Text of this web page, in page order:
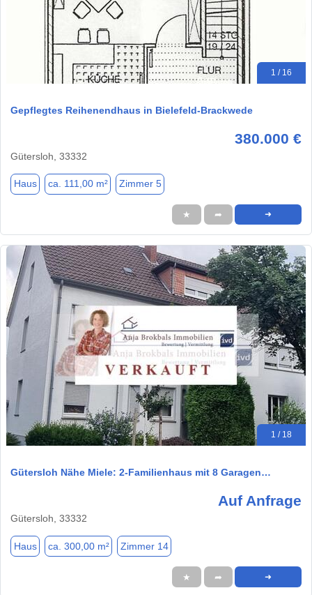
1 / 16
Gepflegtes Reihenendhaus in Bielefeld-Brackwede
380.000 €
Gütersloh, 33332
Haus ca. 111,00 m² Zimmer 5
★ ➦ ➜
1 / 18
Gütersloh Nähe Miele: 2-Familienhaus mit 8 Garagen…
Auf Anfrage
Gütersloh, 33332
Haus ca. 300,00 m² Zimmer 14
★ ➦ ➜